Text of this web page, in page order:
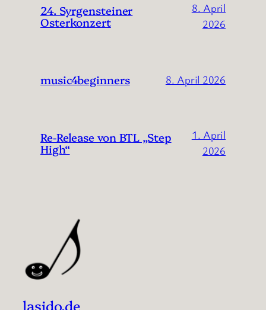
24. Syrgensteiner
Osterkonzert
8. April
2026
music4beginners 8. April 2026
Re-Release von BTL „Step
High“
1. April
2026
lasido.de